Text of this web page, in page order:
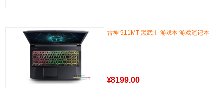
雷神 911MT 黑武士 游戏本 游戏笔记本
¥8199.00